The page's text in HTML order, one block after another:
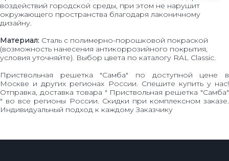
воздействий городской среды, при этом не нарушит
окружающего пространства благодаря лаконичному
дизайну.
Материал: Сталь с полимерно-порошковой покраской
(возможность нанесения антикоррозийного покрытия,
условия уточняйте). Выбор цвета по каталогу RAL Classic.
Приствольная решетка "Самба" по доступной цене в
Москве и других регионах России. Спешите купить у нас!
Отправка, доставка товара " Приствольная решетка "Самба"
" во все регионы России. Скидки при комплексном заказе.
Индивидуальный подход к каждому Заказчику